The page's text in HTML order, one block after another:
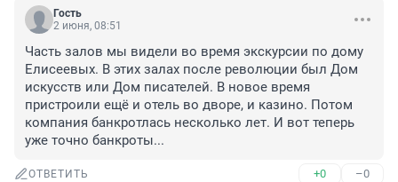
Гость
2 июня, 08:51
Часть залов мы видели во время экскурсии по дому
Елисеевых. В этих залах после революции был Дом
искусств или Дом писателей. В новое время
пристроили ещё и отель во дворе, и казино. Потом
компания банкротлась несколько лет. И вот теперь
уже точно банкроты...
ОТВЕТИТЬ +0 –0